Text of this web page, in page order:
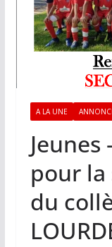
A LA UNE
Jeunes
pour
du